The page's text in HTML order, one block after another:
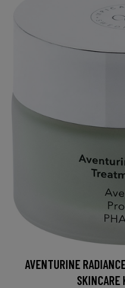
AVENTURINE
SKINCARE